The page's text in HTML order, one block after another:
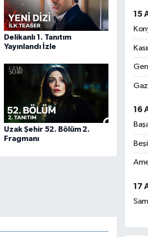
Delikanlı 1. Tanıtım
Yayınlandı İzle
Uzak Şehir 52. Bölüm 2.
Fragmanı
15
16
17